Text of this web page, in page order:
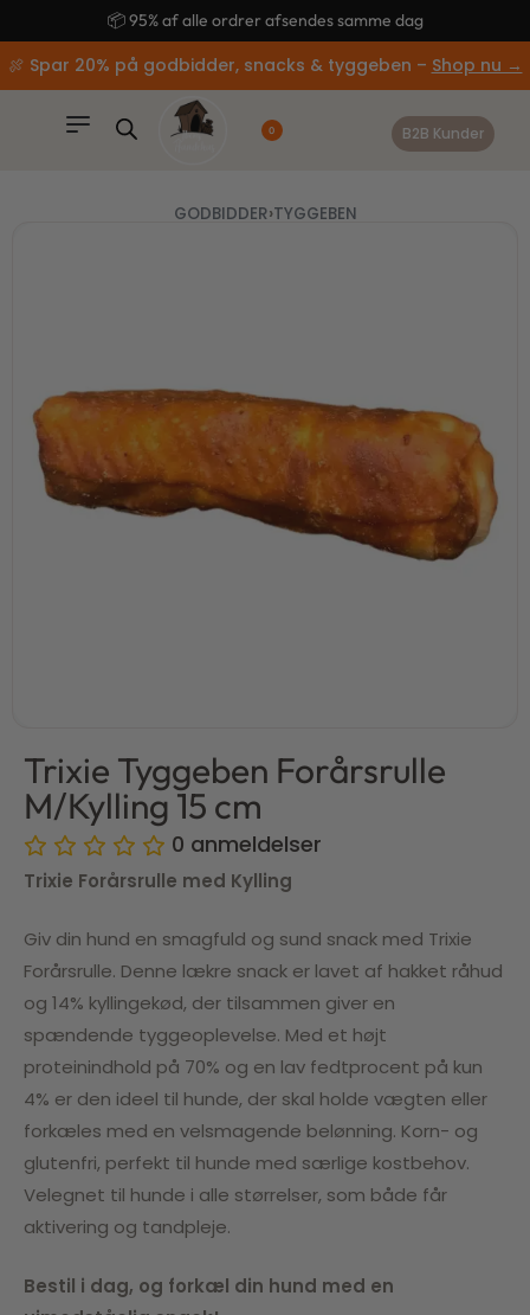
🚚 Gratis fragt ved køb over 499,-
🍖 Spar 20% på godbidder, snacks & tyggeben – Shop nu →
0 B2B Kunder
GODBIDDER›TYGGEBEN
Trixie Tyggeben Forårsrulle
M/Kylling 15 cm
0 anmeldelser
Trixie Forårsrulle med Kylling
Giv din hund en smagfuld og sund snack med Trixie
Forårsrulle. Denne lækre snack er lavet af hakket råhud
og 14% kyllingekød, der tilsammen giver en
spændende tyggeoplevelse. Med et højt
proteinindhold på 70% og en lav fedtprocent på kun
4% er den ideel til hunde, der skal holde vægten eller
forkæles med en velsmagende belønning. Korn- og
glutenfri, perfekt til hunde med særlige kostbehov.
Velegnet til hunde i alle størrelser, som både får
aktivering og tandpleje.
Bestil i dag, og forkæl din hund med en